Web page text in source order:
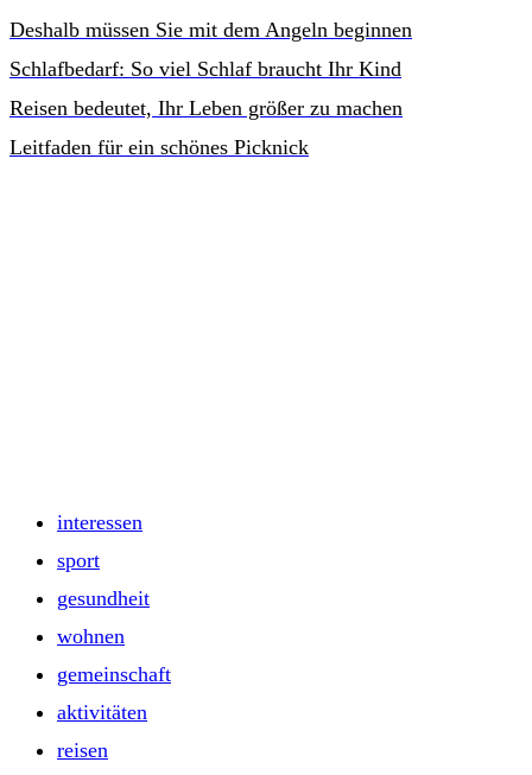
Deshalb müssen Sie mit dem Angeln beginnen
Schlafbedarf: So viel Schlaf braucht Ihr Kind
Reisen bedeutet, Ihr Leben größer zu machen
Leitfaden für ein schönes Picknick
interessen
sport
gesundheit
wohnen
gemeinschaft
aktivitäten
reisen